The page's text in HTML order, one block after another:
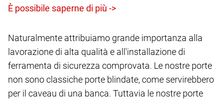
Naturalmente attribuiamo grande importanza alla
lavorazione di alta qualità e all'installazione di
ferramenta di sicurezza comprovata. Le nostre porte
non sono classiche porte blindate, come servirebbero
per il caveau di una banca. Tuttavia le nostre porte